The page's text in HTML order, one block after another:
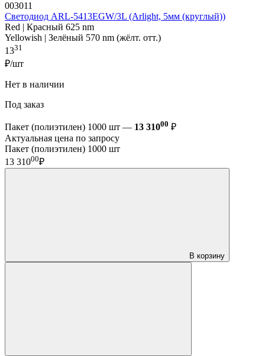
003011
Светодиод ARL-5413EGW/3L (Arlight, 5мм (круглый))
Red | Красный 625 nm
Yellowish | Зелёный 570 nm (жёлт. отт.)
1331
₽/шт
Нет в наличии
Под заказ
Пакет (полиэтилен) 1000 шт — 13 31000 ₽
Актуальная цена по запросу
Пакет (полиэтилен) 1000 шт
13 31000₽
В корзину